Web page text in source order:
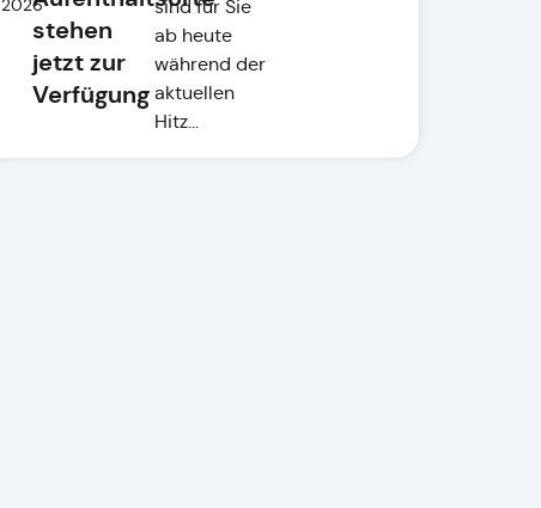
2026
stehen
jetzt zur
Verfügung
sind für Sie
ab heute
während der
aktuellen
Hitz...